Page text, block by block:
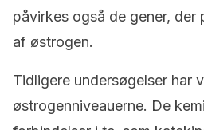
påvirkes også de gener, der
af østrogen.
Tidligere undersøgelser har
østrogenniveauerne. De